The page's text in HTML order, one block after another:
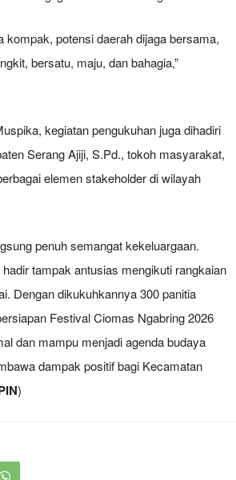
kompak, potensi daerah dijaga bersama,
bersatu, maju, dan bahagia,”
kegiatan pengukuhan juga dihadiri
Serang Ajiji, S.Pd., tokoh masyarakat,
elemen stakeholder di wilayah
penuh semangat kekeluargaan.
tampak antusias mengikuti rangkaian
Dengan dikukuhkannya 300 panitia
Festival Ciomas Ngabring 2026
dan mampu menjadi agenda budaya
dampak positif bagi Kecamatan
)